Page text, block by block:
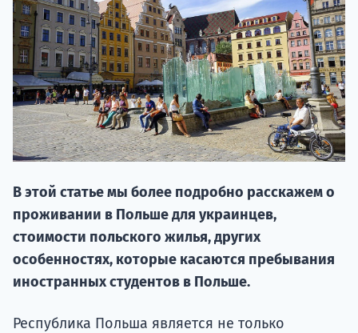
В этой статье мы более подробно расскажем о
проживании в Польше для украинцев,
стоимости польского жилья, других
особенностях, которые касаются пребывания
иностранных студентов в Польше.
Республика Польша является не только
НАБОР